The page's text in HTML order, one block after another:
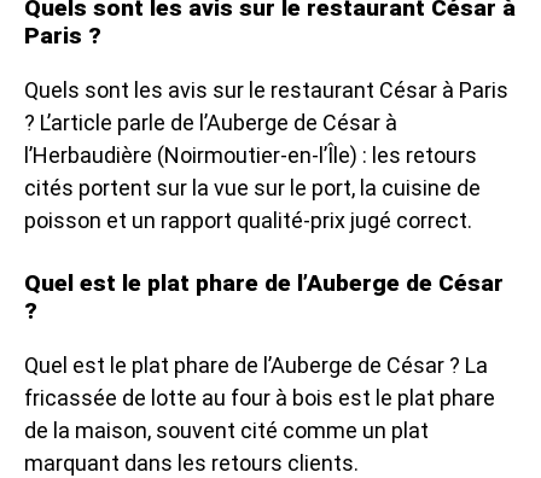
Quels sont les avis sur le restaurant César à
Paris ?
Quels sont les avis sur le restaurant César à Paris
? L’article parle de l’Auberge de César à
l’Herbaudière (Noirmoutier-en-l’Île) : les retours
cités portent sur la vue sur le port, la cuisine de
poisson et un rapport qualité-prix jugé correct.
Quel est le plat phare de l’Auberge de César
?
Quel est le plat phare de l’Auberge de César ? La
fricassée de lotte au four à bois est le plat phare
de la maison, souvent cité comme un plat
marquant dans les retours clients.